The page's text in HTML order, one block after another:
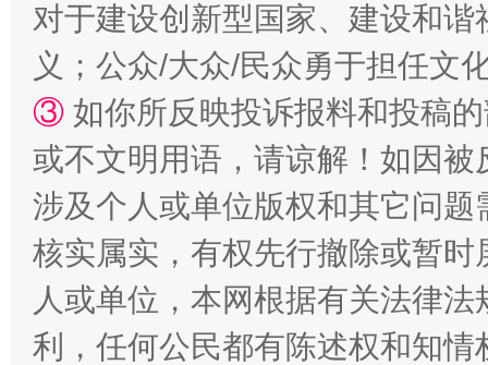
招工难、用工荒背后
对于建设创新型国家、建设和
义；公众/大众/民众勇于担任文
③ 如你所反映投诉报料和投稿
或不文明用语，请谅解！如因
涉及个人或单位版权和其它问题
核实属实，有权先行撤除或暂
人或单位，本网根据有关法律
利，任何公民都有陈述权和知情